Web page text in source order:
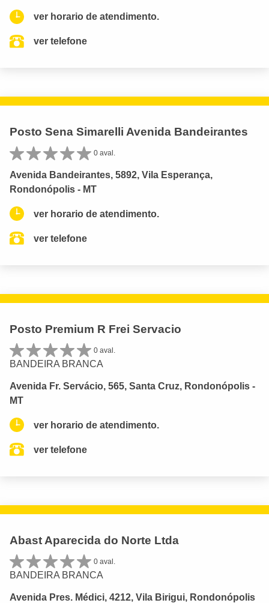
ver horario de atendimento.
ver telefone
Posto Sena Simarelli Avenida Bandeirantes
0 aval.
Avenida Bandeirantes, 5892, Vila Esperança,
Rondonópolis - MT
ver horario de atendimento.
ver telefone
Posto Premium R Frei Servacio
0 aval.
BANDEIRA BRANCA
Avenida Fr. Servácio, 565, Santa Cruz, Rondonópolis -
MT
ver horario de atendimento.
ver telefone
Abast Aparecida do Norte Ltda
0 aval.
BANDEIRA BRANCA
Avenida Pres. Médici, 4212, Vila Birigui, Rondonópolis